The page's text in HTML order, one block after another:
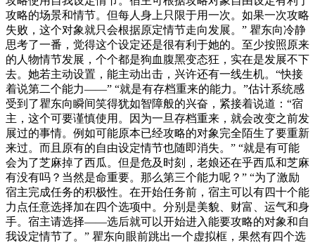
攻略的场景和情节。但每人身上只限于用一次。如果一次攻略
失败，这个对象就只会根据原定情节走向发展。” 瞿东向冷静
思考了一番，觉得这个设定还是很有利于她的。至少按照原来
的人物情节发展，个个都是狗血腹黑变态狂，实在是发展不下
去。她若主动设置，能主动出击，兴许还有一线生机。“快接
着说第二个能力——” “就是有存档重来的能力。”估计系统感
受到了瞿东向瞬间笑得犹如智障般的兴奋，紧接着说道：“宿
主，这个可要谨慎使用。因为一旦存档重来，就会改变之前发
展过的事情。例如可能原本已经攻略的对象完全陌生了要重新
来过。而且原有的自由设定情节也随即消失。” “就是有可能
会为了芝麻掉了西瓜。但是危及时刻，老娘还在乎西瓜和芝麻
有没有吗？当然是命重要。那么第三个能力呢？” “为了激励
宿主完成任务的积极性。在开始任务前，宿主可以有四十个能
力点任意选择加在四个选项中。分别是美貌、财富、运气和身
手。宿主请选择——选后就可以开始进入能要攻略的对象和自
我设定情节了。” 瞿东向眼前跳出一个虚拟框，果然有四个选